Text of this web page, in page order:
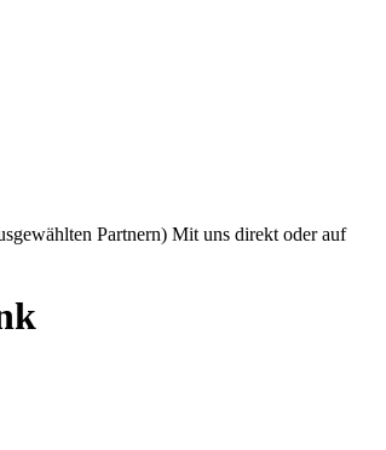
Partnern) Mit uns direkt oder auf